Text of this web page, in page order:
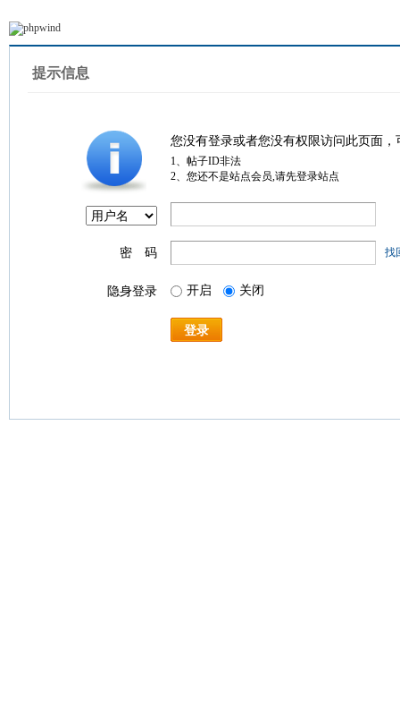
提示信息
您没有登录或者您没有权限访问此页面
1、帖子ID非法
2、您还不是站点会员,请先登录站点
密 码 找
隐身登录 开启 关闭
登录